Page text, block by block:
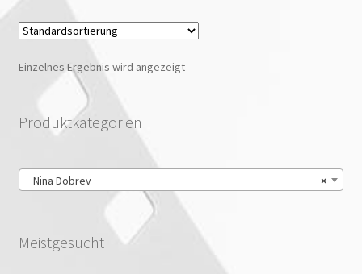
Einzelnes Ergebnis wird angezeigt
Produktkategorien
×
Nina Dobrev
Meistgesucht